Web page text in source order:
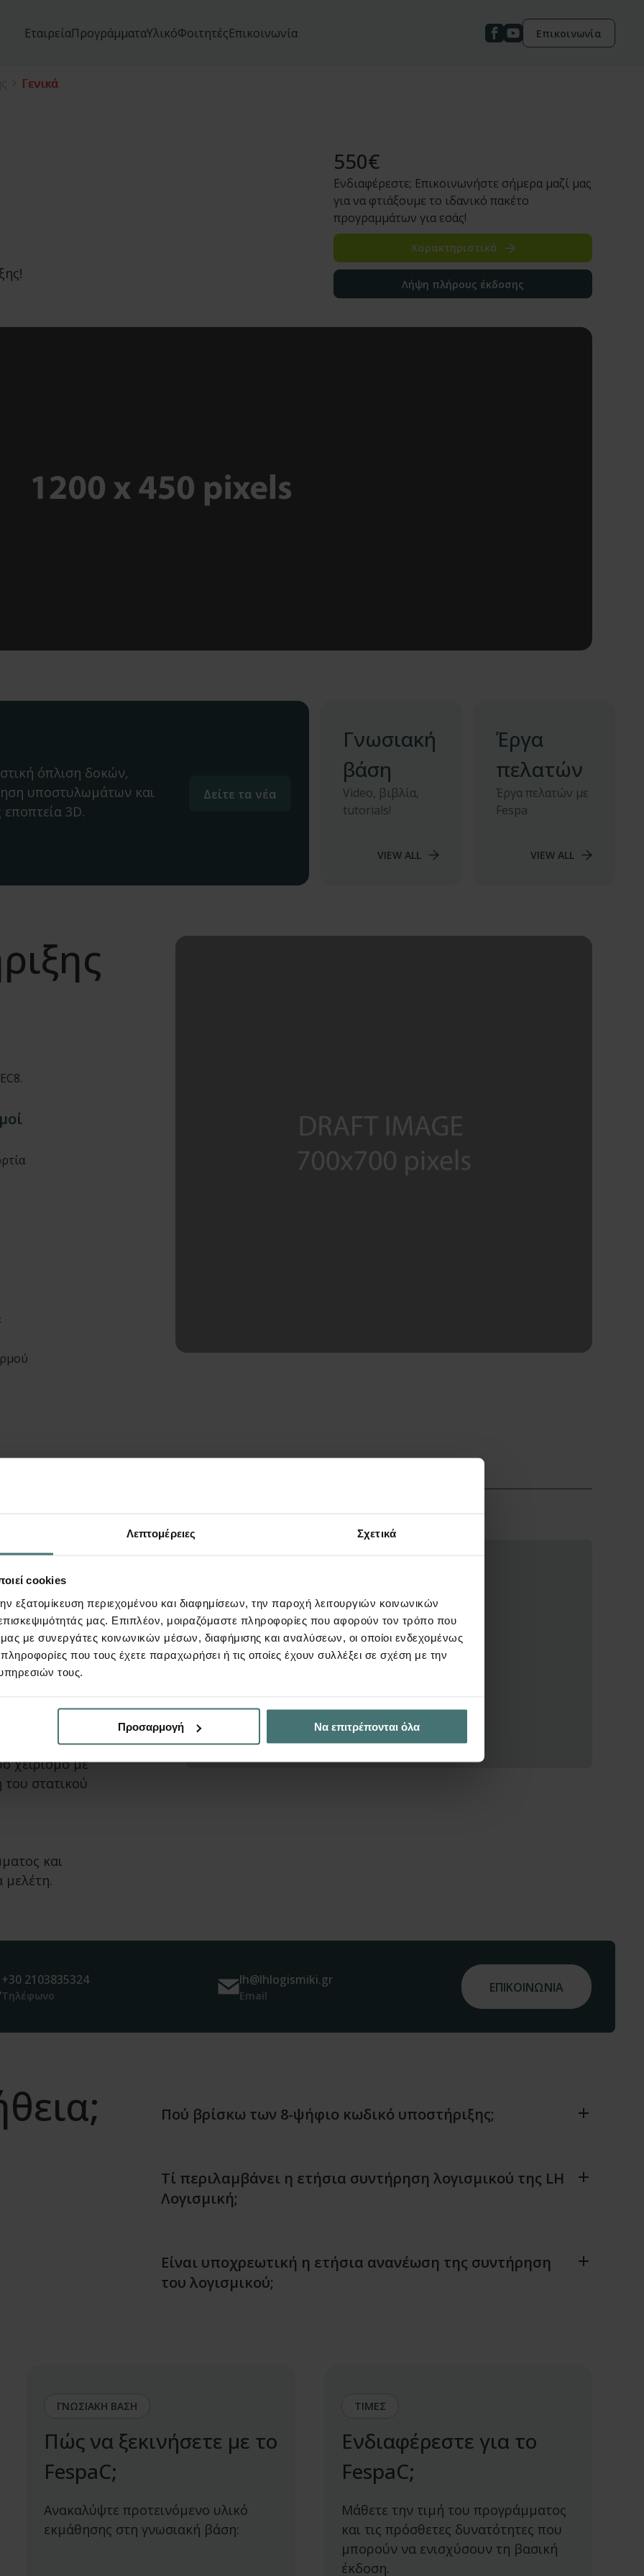
Λεπτομέρειες Σχετικά
cookies
εξατομίκευση περιεχομένου και διαφημίσεων, την παροχή λειτουργιών κοινωνικών
μας. Επιπλέον, μοιραζόμαστε πληροφορίες που αφορούν τον τρόπο που
μας με συνεργάτες κοινωνικών μέσων, διαφήμισης και αναλύσεων, οι οποίοι ενδεχομένως
που τους έχετε παραχωρήσει ή τις οποίες έχουν συλλέξει σε σχέση με την
τους.
Προσαρμογή Να επιτρέπονται όλα
ΕταιρείαΠρογράμματαΥλικόΦοιτητέςΕπικοινωνία Επικοινωνία
Γενικά
550€
Ενδιαφέρεστε; Επικοινωνήστε σήμερα μαζί μας
για να φτιάξουμε το ιδανικό πακέτο
προγραμμάτων για εσάς!
Χαρακτηριστικά
Λήψη πλήρους έκδοσης
όπλιση δοκών,
υποστυλωμάτων και
3D.
Δείτε τα νέα
Γνωσιακή
βάση
Video, βιβλία,
tutorials!
VIEW ALL
Έργα
πελατών
Έργα πελατών με
Fespa
VIEW ALL
“Τοίχος
δράσεων,
(δόντι).
τοίχο για
χειρισμό με
στατικού
και
+30 2103835324
Τηλέφωνο
lh@lhlogismiki.gr
Email ΕΠΙΚΟΙΝΩΝΙΑ
Πού βρίσκω των 8-ψήφιο κωδικό υποστήριξης;
Τί περιλαμβάνει η ετήσια συντήρηση λογισμικού της LH
Λογισμική;
Είναι υποχρεωτική η ετήσια ανανέωση της συντήρηση
του λογισμικού;
ΓΝΩΣΙΑΚΗ ΒΑΣΗ
Πώς να ξεκινήσετε με το
FespaC;
Ανακαλύψτε προτεινόμενο υλικό
εκμάθησης στη γνωσιακή βάση:
ΤΙΜΕΣ
Ενδιαφέρεστε για το
FespaC;
Μάθετε την τιμή του προγράμματος
και τις πρόσθετες δυνατότητες που
μπορούν να ενισχύσουν τη βασική
έκδοση.